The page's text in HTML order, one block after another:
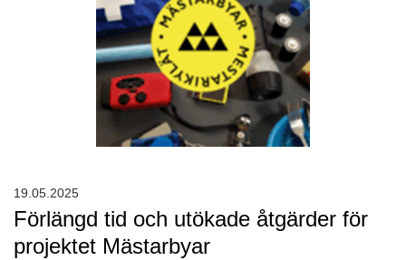
Förlängd tid och utökade åtgärder för
projektet Mästarbyar
19.05.2025